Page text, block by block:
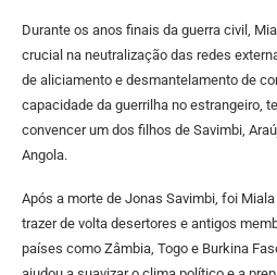
Durante os anos finais da guerra civil,
crucial na neutralização das redes
de aliciamento e desmantelamento de
capacidade da guerrilha no estrangeiro,
convencer um dos filhos de Savimbi,
Angola.
Após a morte de Jonas Savimbi, foi
trazer de volta desertores e antigos
países como Zâmbia, Togo e Burkina